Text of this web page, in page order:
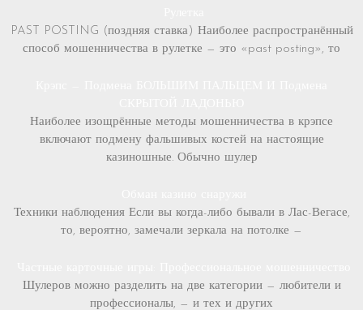
PAST POSTING (поздняя ставка) Наиболее распространённый
способ мошенничества в рулетке — это «past posting», то
Наиболее изощрённые методы мошенничества в крэпсе
включают подмену фальшивых костей на настоящие
казиношные. Обычно шулер
Техники наблюдения Если вы когда-либо бывали в Лас-Вегасе,
то, вероятно, замечали зеркала на потолке —
Шулеров можно разделить на две категории — любители и
профессионалы, — и тех и других